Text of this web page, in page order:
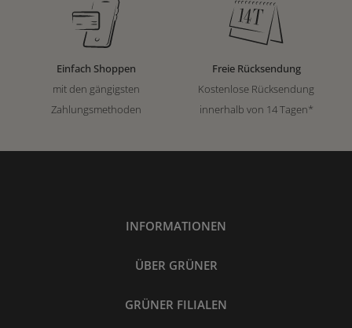
Einfach Shoppen
mit den gängigsten
Zahlungsmethoden
Freie Rücksendung
Kostenlose Rücksendung
innerhalb von 14 Tagen*
INFORMATIONEN
ÜBER GRÜNER
GRÜNER FILIALEN